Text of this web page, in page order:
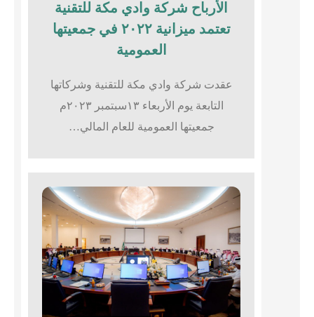
الأرباح شركة وادي مكة للتقنية
تعتمد ميزانية ٢٠٢٢ في جمعيتها
العمومية
عقدت شركة وادي مكة للتقنية وشركاتها
التابعة يوم الأربعاء ١٣سبتمبر ٢٠٢٣م
جمعيتها العمومية للعام المالي…